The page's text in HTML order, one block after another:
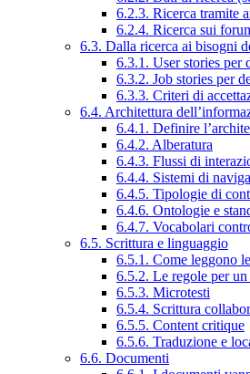
6.2.3. Ricerca tramite
6.2.4. Ricerca sui
6.3. Dalla ricerca ai bisogni
6.3.1. User stories per
6.3.2. Job stories per
6.3.3. Criteri di
6.4. Architettura
6.4.1. Definire
6.4.2. Alberatura
6.4.3. Flussi di
6.4.4. Sistemi di
6.4.5. Tipologie di
6.4.6. Ontologie e
6.4.7. Vocabolari
6.5. Scrittura e linguaggio
6.5.1. Come leggono
6.5.2. Le regole per
6.5.3. Microtesti
6.5.4. Scrittura
6.5.5. Content critique
6.5.6. Traduzione e
6.6. Documenti